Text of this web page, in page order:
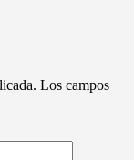
Los campos